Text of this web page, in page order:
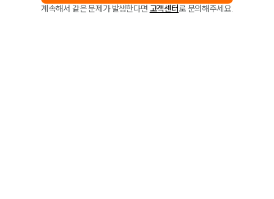
계속해서 같은 문제가 발생한다면 고객센터로 문의해주세요.